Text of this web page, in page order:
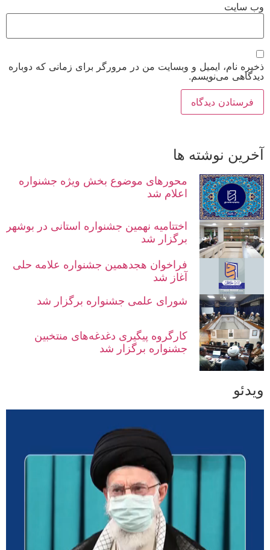
وب‌ سایت
ذخیره نام، ایمیل و وبسایت من در مرورگر برای زمانی که دوباره
دیدگاهی می‌نویسم.
آخرین نوشته ها
محورهای موضوع بخش ویژه جشنواره
اعلام شد
اختتامیه نهمین جشنواره استانی در بوشهر
برگزار شد
فراخوان هجدهمین جشنواره علامه حلی
آغاز شد
شورای علمی جشنواره برگزار شد
کارگروه پیگیری دغدغه‌های منتخبین
جشنواره برگزار شد
ویدئو